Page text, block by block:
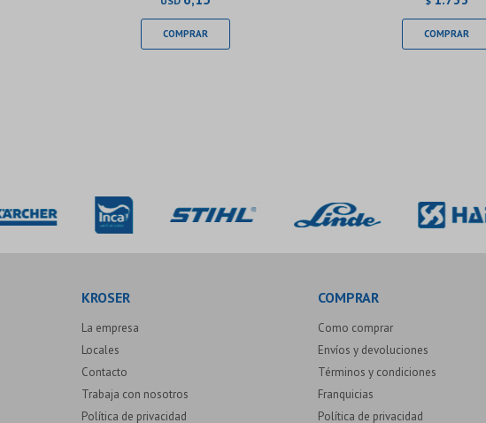
KROSER
La empresa
Locales
Contacto
Trabaja con nosotros
Política de privacidad
COMPRAR
Como comprar
Envíos y devoluciones
Términos y condiciones
Franquicias
Política de privacidad